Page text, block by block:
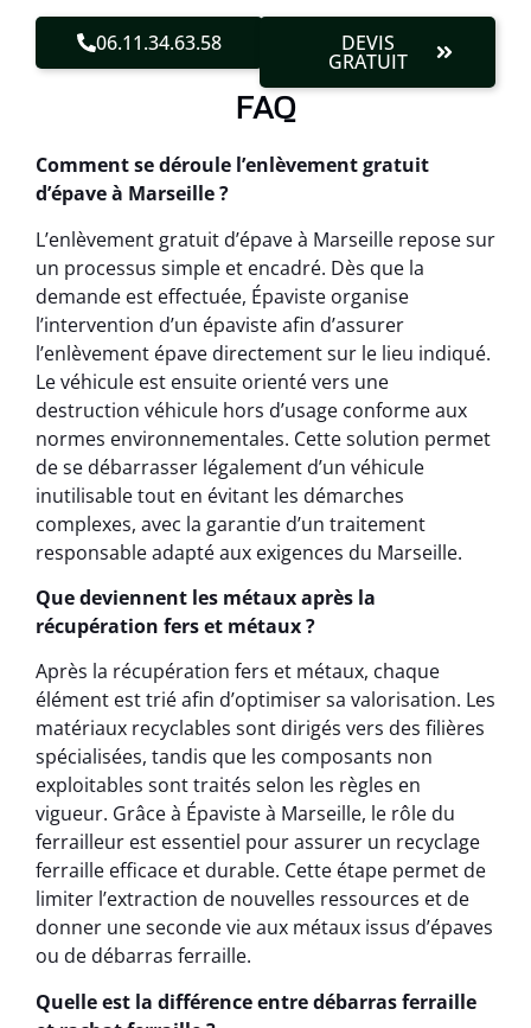
06.11.34.63.58 DEVIS
GRATUIT
FAQ
Comment se déroule l’enlèvement gratuit
d’épave à Marseille ?
L’enlèvement gratuit d’épave à Marseille repose sur
un processus simple et encadré. Dès que la
demande est effectuée, Épaviste organise
l’intervention d’un épaviste afin d’assurer
l’enlèvement épave directement sur le lieu indiqué.
Le véhicule est ensuite orienté vers une
destruction véhicule hors d’usage conforme aux
normes environnementales. Cette solution permet
de se débarrasser légalement d’un véhicule
inutilisable tout en évitant les démarches
complexes, avec la garantie d’un traitement
responsable adapté aux exigences du Marseille.
Que deviennent les métaux après la
récupération fers et métaux ?
Après la récupération fers et métaux, chaque
élément est trié afin d’optimiser sa valorisation. Les
matériaux recyclables sont dirigés vers des filières
spécialisées, tandis que les composants non
exploitables sont traités selon les règles en
vigueur. Grâce à Épaviste à Marseille, le rôle du
ferrailleur est essentiel pour assurer un recyclage
ferraille efficace et durable. Cette étape permet de
limiter l’extraction de nouvelles ressources et de
donner une seconde vie aux métaux issus d’épaves
ou de débarras ferraille.
Quelle est la différence entre débarras ferraille